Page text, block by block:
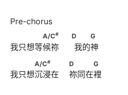
A/C# D
A/C# D G
我只想等候祢      我的神
A/C# D　
A/C# D G
我只想沉浸在    祢同在裡